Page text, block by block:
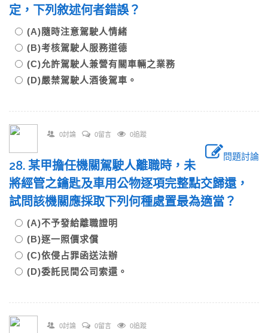
定，下列敘述何者錯誤？
(A)隨時注意駕駛人情緒
(B)考核駕駛人服務道德
(C)允許駕駛人兼營有關車輛之業務
(D)嚴禁駕駛人酒後駕車。
0討論 0留言 0追蹤
問題討論
28. 某甲擔任機關駕駛人離職時，未
將經管之鑰匙及車用公物逐項完整點交歸還，
試問該機關應採取下列何種處置最為適當？
(A)不予發給離職證明
(B)逐一照價求償
(C)依侵占罪函送法辦
(D)委託民間公司索還。
0討論 0留言 0追蹤